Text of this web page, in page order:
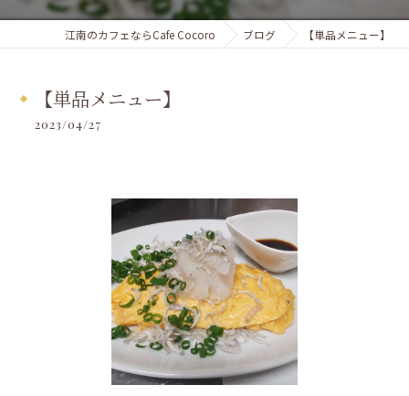
江南のカフェならCafe Cocoro ブログ 【単品メニュー】
【単品メニュー】
2023/04/27